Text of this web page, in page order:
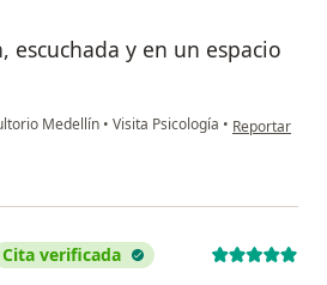
escuchada y en un espacio
Medellín • Visita Psicología • en opinión
Reportar
Cita verificada